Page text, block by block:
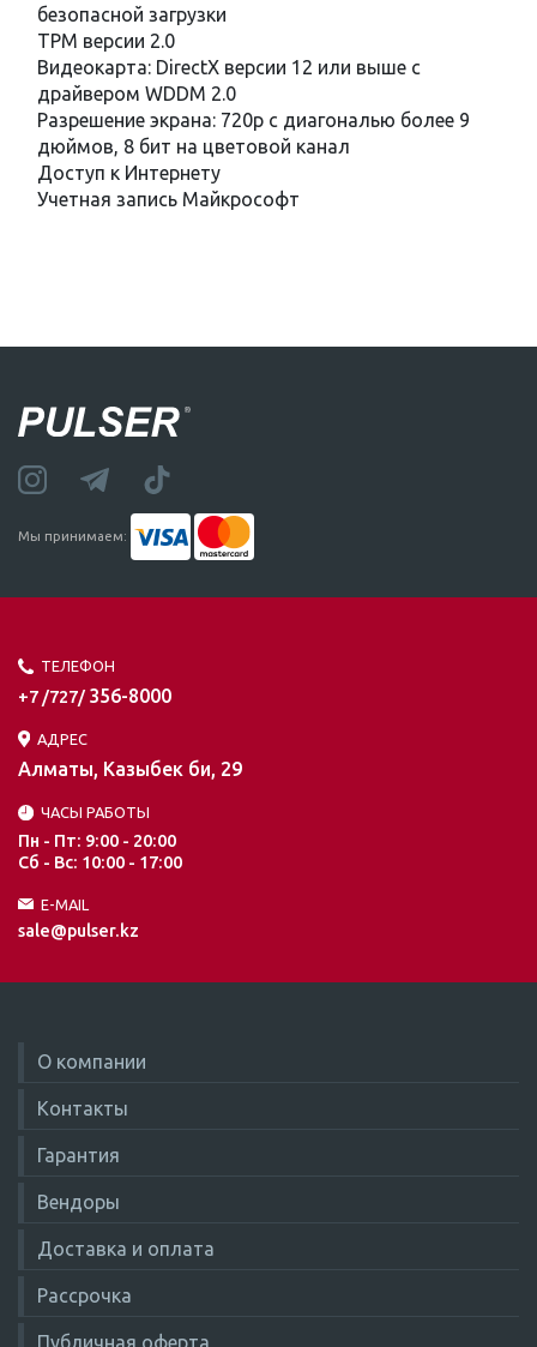
безопасной загрузки
TPM версии 2.0
Видеокарта: DirectX версии 12 или выше с
драйвером WDDM 2.0
Разрешение экрана: 720p с диагональю более 9
дюймов, 8 бит на цветовой канал
Доступ к Интернету
Учетная запись Майкрософт
Мы принимаем:
ТЕЛЕФОН
+7 /727/ 356-8000
АДРЕС
Алматы, Казыбек би, 29
ЧАСЫ РАБОТЫ
Пн - Пт: 9:00 - 20:00
Сб - Вс: 10:00 - 17:00
E-MAIL
sale@pulser.kz
О компании
Контакты
Гарантия
Вендоры
Доставка и оплата
Рассрочка
Публичная оферта